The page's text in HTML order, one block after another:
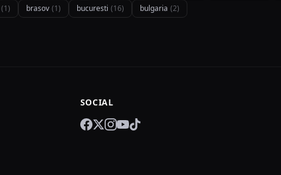
(1) brasov (1) bucuresti (16) bulgaria (2)
SOCIAL